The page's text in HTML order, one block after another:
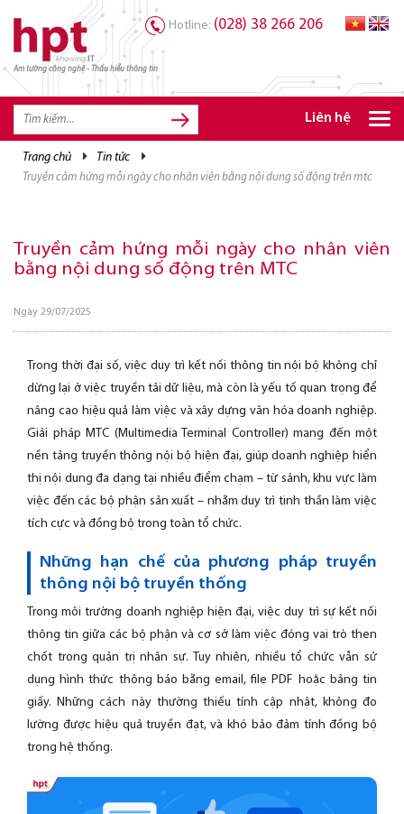
Am tường công nghệ - Thấu hiểu thông tin
Hotline: (028) 38 266 206
Liên hệ
trang chủ tin tức
truyền cảm hứng mỗi ngày cho nhân viên bằng nội dung số động trên mtc
Truyền cảm hứng mỗi ngày cho nhân viên
bằng nội dung số động trên MTC
Ngày 29/07/2025
Trong thời đại số, việc duy trì kết nối thông tin nội bộ không chỉ
dừng lại ở việc truyền tải dữ liệu, mà còn là yếu tố quan trọng để
nâng cao hiệu quả làm việc và xây dựng văn hóa doanh nghiệp.
Giải pháp MTC (Multimedia Terminal Controller) mang đến một
nền tảng truyền thông nội bộ hiện đại, giúp doanh nghiệp hiển
thị nội dung đa dạng tại nhiều điểm chạm – từ sảnh, khu vực làm
việc đến các bộ phận sản xuất – nhằm duy trì tinh thần làm việc
tích cực và đồng bộ trong toàn tổ chức.
Những hạn chế của phương pháp truyền
thông nội bộ truyền thống
Trong môi trường doanh nghiệp hiện đại, việc duy trì sự kết nối
thông tin giữa các bộ phận và cơ sở làm việc đóng vai trò then
chốt trong quản trị nhân sự. Tuy nhiên, nhiều tổ chức vẫn sử
dụng hình thức thông báo bằng email, file PDF hoặc bảng tin
giấy. Những cách này thường thiếu tính cập nhật, không đo
lường được hiệu quả truyền đạt, và khó bảo đảm tính đồng bộ
trong hệ thống.
TRANG CHỦ
GIẢI PHÁP
CƠ HỘI NGHỀ NGHIỆP